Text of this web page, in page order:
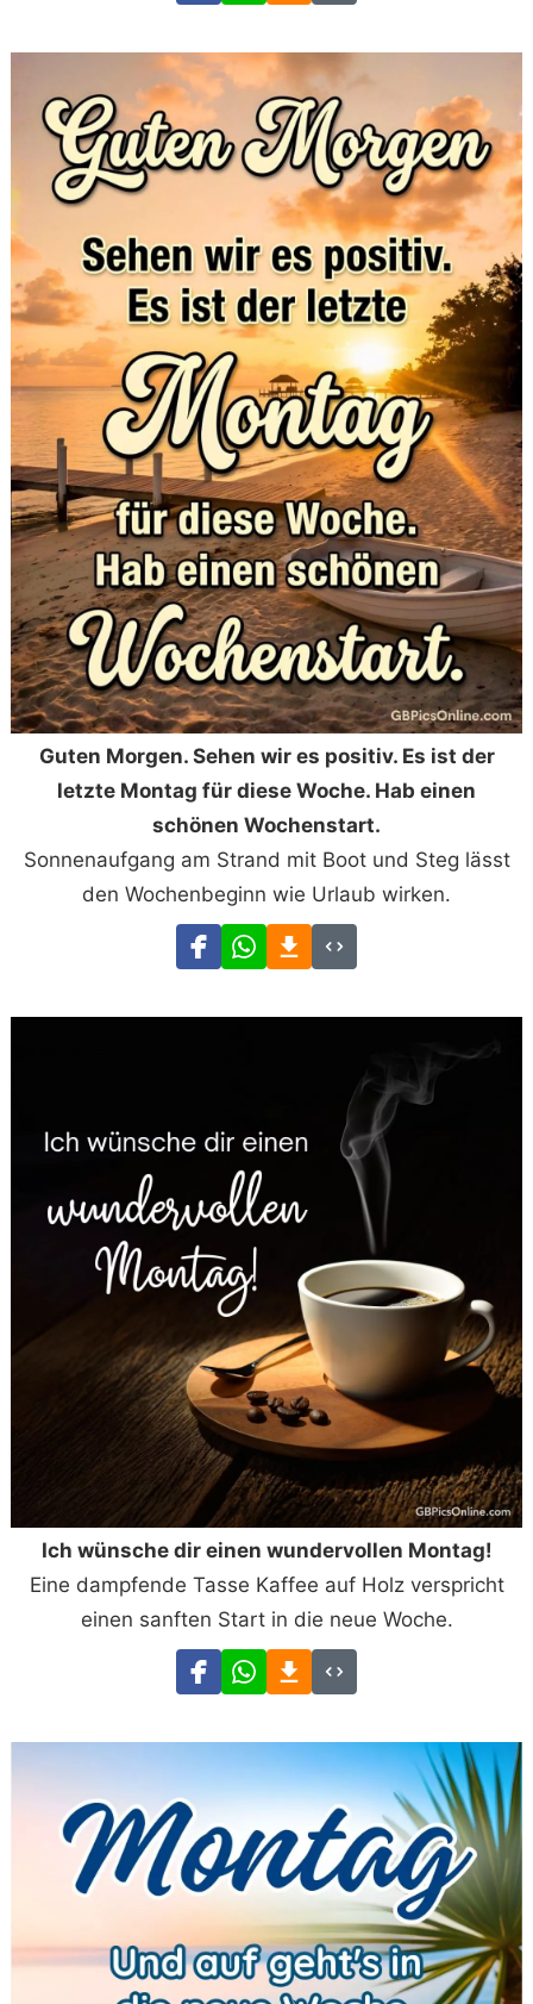
Guten Morgen. Sehen wir es positiv. Es ist der
letzte Montag für diese Woche. Hab einen
schönen Wochenstart.
Sonnenaufgang am Strand mit Boot und Steg lässt
den Wochenbeginn wie Urlaub wirken.
Ich wünsche dir einen wundervollen Montag!
Eine dampfende Tasse Kaffee auf Holz verspricht
einen sanften Start in die neue Woche.